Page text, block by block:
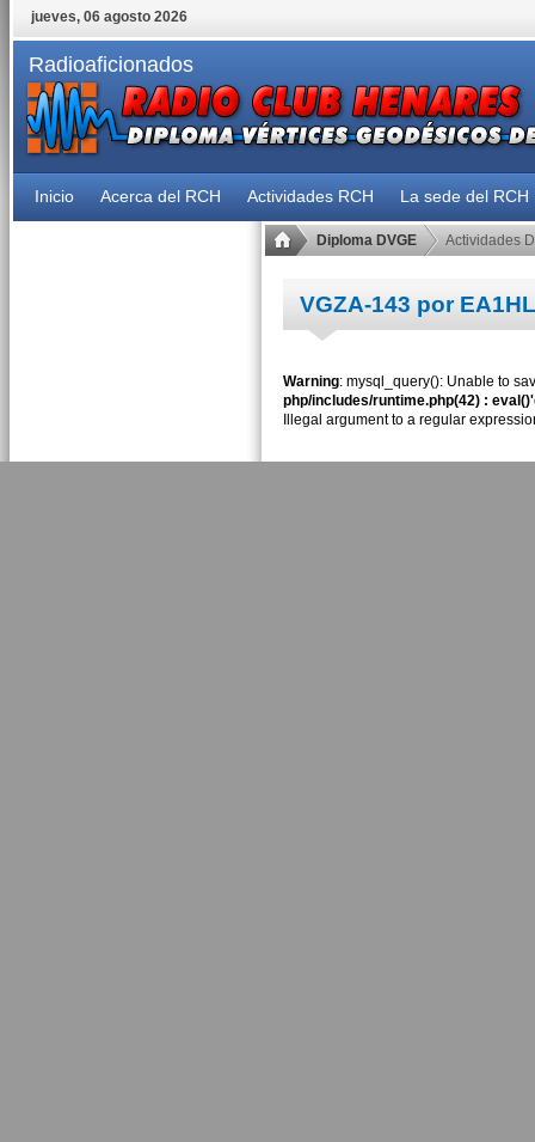
jueves, 06 agosto 2026
Radioaficionados
Inicio Acerca del RCH Actividades RCH La sede del RCH
Diploma DVGE Actividades
VGZA-143 por EA1HL
Warning: mysql_query(): Unable to
php/includes/runtime.php(42) :
Illegal argument to a regular